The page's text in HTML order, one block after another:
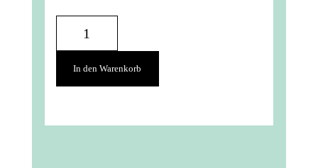
Eppendorf
In den Warenkorb